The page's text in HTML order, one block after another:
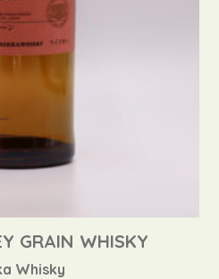
GRAIN WHISKY
Whisky